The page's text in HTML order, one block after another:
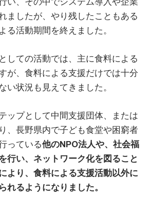
ましたが、やり残したこともある
る活動期間を終えました。
しての活動では、主に食料による
が、食料による支援だけでは十分
い状況も見えてきました。
ップとして中間支援団体、または
、長野県内で子ども食堂や困窮者
っている他のNPO法人や、社会福
行い、ネットワーク化を図ること
より、食料による支援活動以外に
れるようになりました。